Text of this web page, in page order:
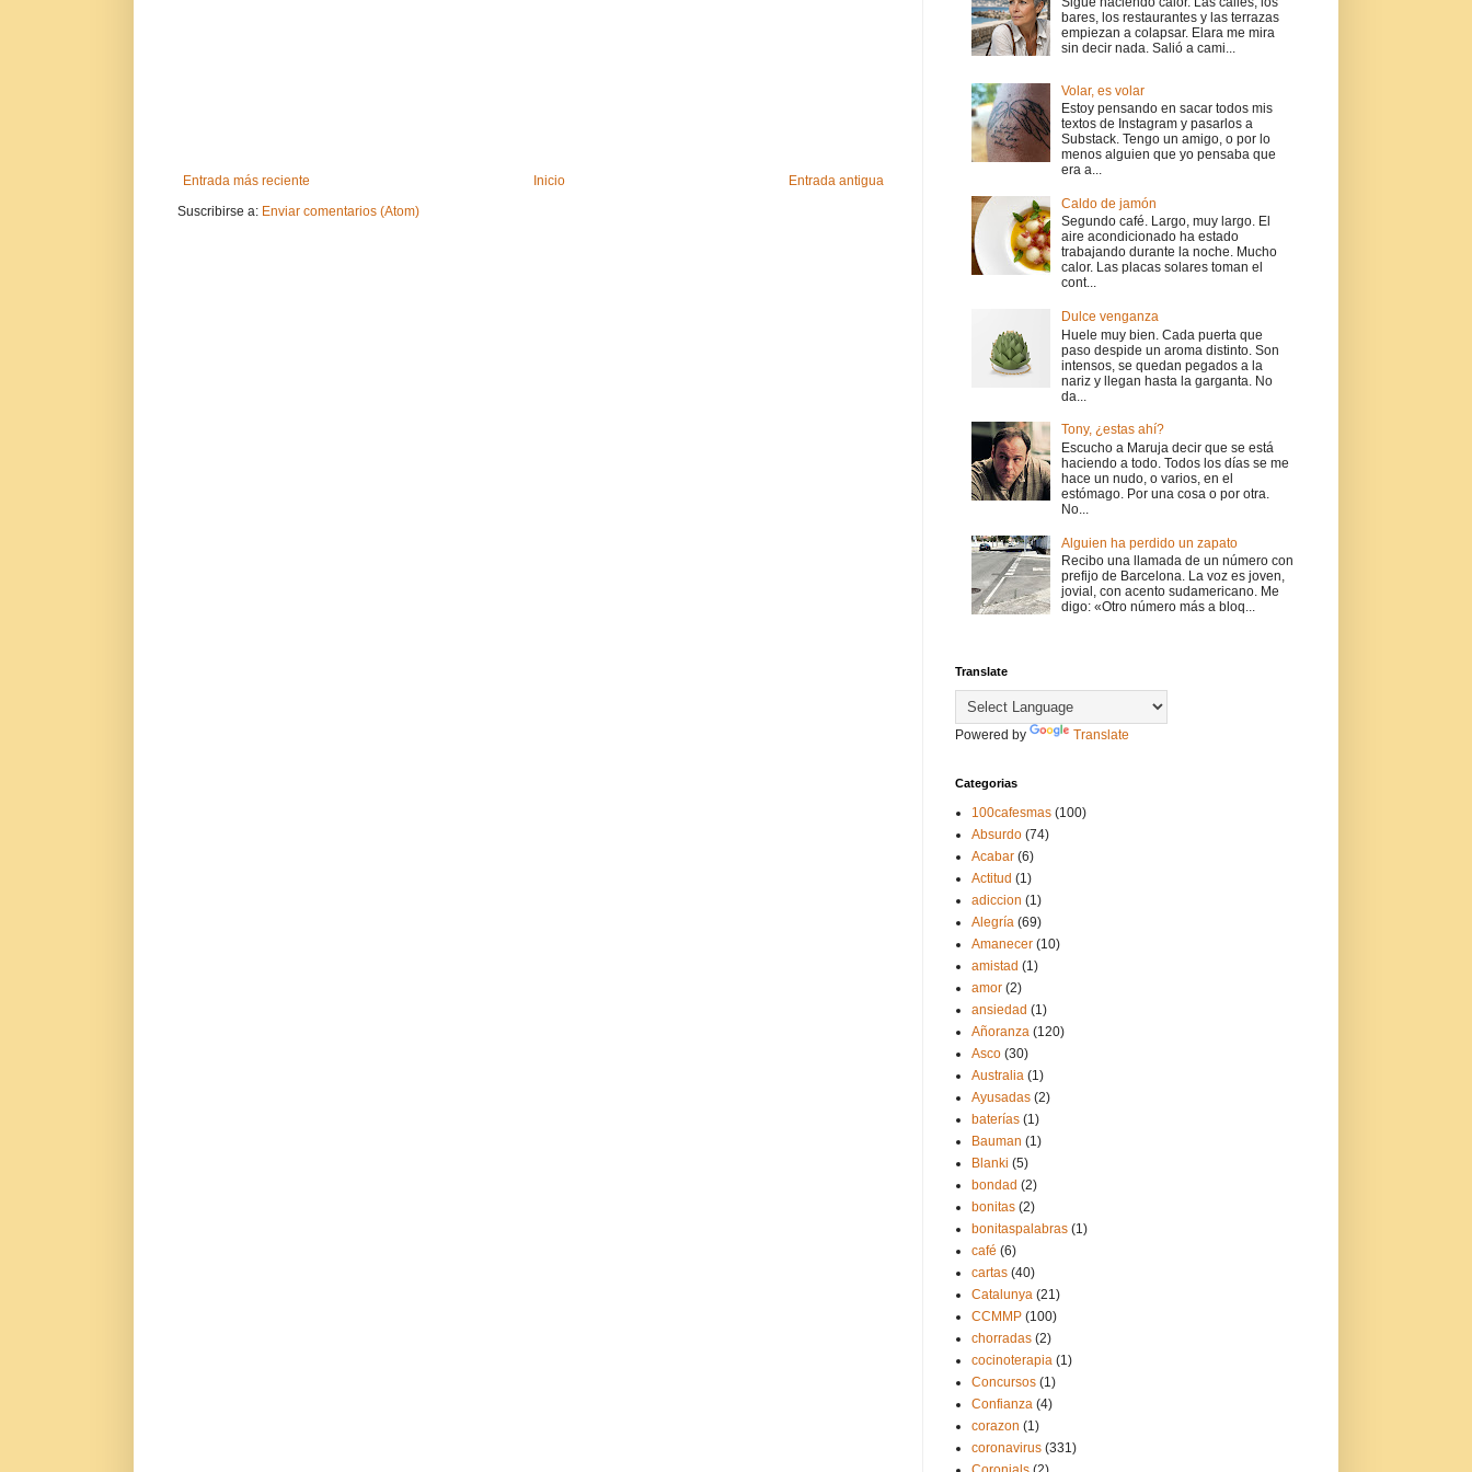
Entrada más reciente Entrada antigua
Inicio
Suscribirse a: Enviar comentarios (Atom)
bares, los restaurantes y las terrazas
empiezan a colapsar. Elara me mira
sin decir nada. Salió a cami...
Volar, es volar
Estoy pensando en sacar todos mis
textos de Instagram y pasarlos a
Substack. Tengo un amigo, o por lo
menos alguien que yo pensaba que
era a...
Caldo de jamón
Segundo café. Largo, muy largo. El
aire acondicionado ha estado
trabajando durante la noche. Mucho
calor. Las placas solares toman el
cont...
Dulce venganza
Huele muy bien. Cada puerta que
paso despide un aroma distinto. Son
intensos, se quedan pegados a la
nariz y llegan hasta la garganta. No
da...
Tony, ¿estas ahí?
Escucho a Maruja decir que se está
haciendo a todo. Todos los días se me
hace un nudo, o varios, en el
estómago. Por una cosa o por otra.
No...
Alguien ha perdido un zapato
Recibo una llamada de un número con
prefijo de Barcelona. La voz es joven,
jovial, con acento sudamericano. Me
digo: «Otro número más a bloq...
Translate
Powered by Translate
Categorias
100cafesmas (100)
Absurdo (74)
Acabar (6)
Actitud (1)
adiccion (1)
Alegría (69)
Amanecer (10)
amistad (1)
amor (2)
ansiedad (1)
Añoranza (120)
Asco (30)
Australia (1)
Ayusadas (2)
baterías (1)
Bauman (1)
Blanki (5)
bondad (2)
bonitas (2)
bonitaspalabras (1)
café (6)
cartas (40)
Catalunya (21)
CCMMP (100)
chorradas (2)
cocinoterapia (1)
Concursos (1)
Confianza (4)
corazon (1)
coronavirus (331)